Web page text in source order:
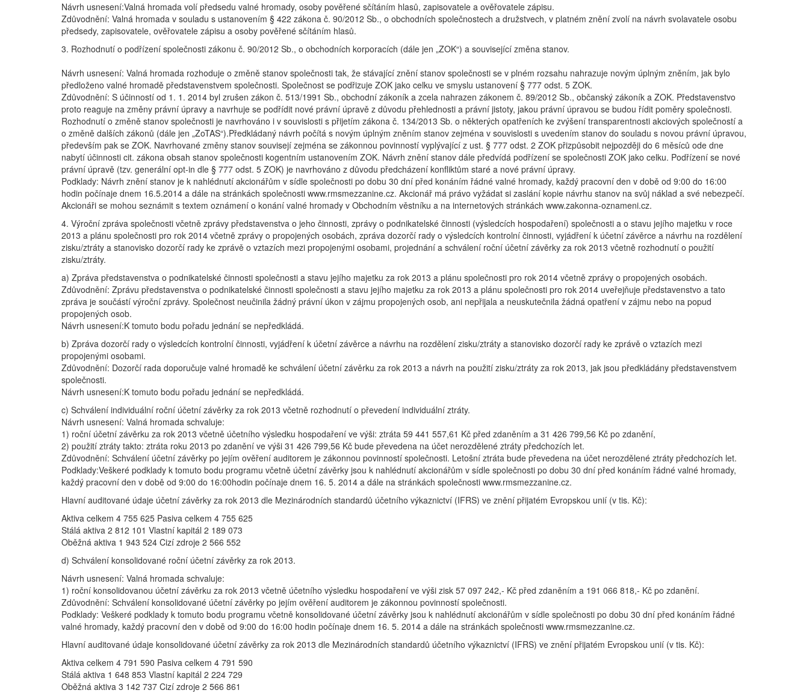
Návrh usnesení:Valná hromada volí předsedu valné hromady, osoby pověřené sčítáním hlasů, zapisovatele a ověřovatele zápisu.
Zdůvodnění: Valná hromada v souladu s ustanovením § 422 zákona č. 90/2012 Sb., o obchodních společnostech a družstvech, v platném znění zvolí na návrh svolavatele osobu
předsedy, zapisovatele, ověřovatele zápisu a osoby pověřené sčítáním hlasů.
3. Rozhodnutí o podřízení společnosti zákonu č. 90/2012 Sb., o obchodních korporacích (dále jen „ZOK“) a související změna stanov.
Návrh usnesení: Valná hromada rozhoduje o změně stanov společnosti tak, že stávající znění stanov společnosti se v plném rozsahu nahrazuje novým úplným zněním, jak bylo
předloženo valné hromadě představenstvem společnosti. Společnost se podřizuje ZOK jako celku ve smyslu ustanovení § 777 odst. 5 ZOK.
Zdůvodnění: S účinností od 1. 1. 2014 byl zrušen zákon č. 513/1991 Sb., obchodní zákoník a zcela nahrazen zákonem č. 89/2012 Sb., občanský zákoník a ZOK. Představenstvo
proto reaguje na změny právní úpravy a navrhuje se podřídit nové právní úpravě z důvodu přehlednosti a právní jistoty, jakou právní úpravou se budou řídit poměry společnosti.
Rozhodnutí o změně stanov společnosti je navrhováno i v souvislosti s přijetím zákona č. 134/2013 Sb. o některých opatřeních ke zvýšení transparentnosti akciových společností a
o změně dalších zákonů (dále jen „ZoTAS“).Předkládaný návrh počítá s novým úplným zněním stanov zejména v souvislosti s uvedením stanov do souladu s novou právní úpravou,
především pak se ZOK. Navrhované změny stanov souvisejí zejména se zákonnou povinností vyplývající z ust. § 777 odst. 2 ZOK přizpůsobit nejpozději do 6 měsíců ode dne
nabytí účinnosti cit. zákona obsah stanov společnosti kogentním ustanovením ZOK. Návrh znění stanov dále předvídá podřízení se společnosti ZOK jako celku. Podřízení se nové
právní úpravě (tzv. generální opt-in dle § 777 odst. 5 ZOK) je navrhováno z důvodu předcházení konfliktům staré a nové právní úpravy.
Podklady: Návrh znění stanov je k nahlédnutí akcionářům v sídle společnosti po dobu 30 dní před konáním řádné valné hromady, každý pracovní den v době od 9:00 do 16:00
hodin počínaje dnem 16.5.2014 a dále na stránkách společnosti www.rmsmezzanine.cz. Akcionář má právo vyžádat si zaslání kopie návrhu stanov na svůj náklad a své nebezpečí.
Akcionáři se mohou seznámit s textem oznámení o konání valné hromady v Obchodním věstníku a na internetových stránkách www.zakonna-oznameni.cz.
4. Výroční zpráva společnosti včetně zprávy představenstva o jeho činnosti, zprávy o podnikatelské činnosti (výsledcích hospodaření) společnosti a o stavu jejího majetku v roce
2013 a plánu společnosti pro rok 2014 včetně zprávy o propojených osobách, zpráva dozorčí rady o výsledcích kontrolní činnosti, vyjádření k účetní závěrce a návrhu na rozdělení
zisku/ztráty a stanovisko dozorčí rady ke zprávě o vztazích mezi propojenými osobami, projednání a schválení roční účetní závěrky za rok 2013 včetně rozhodnutí o použití
zisku/ztráty.
a) Zpráva představenstva o podnikatelské činnosti společnosti a stavu jejího majetku za rok 2013 a plánu společnosti pro rok 2014 včetně zprávy o propojených osobách.
Zdůvodnění: Zprávu představenstva o podnikatelské činnosti společnosti a stavu jejího majetku za rok 2013 a plánu společnosti pro rok 2014 uveřejňuje představenstvo a tato
zpráva je součástí výroční zprávy. Společnost neučinila žádný právní úkon v zájmu propojených osob, ani nepřijala a neuskutečnila žádná opatření v zájmu nebo na popud
propojených osob.
Návrh usnesení:K tomuto bodu pořadu jednání se nepředkládá.
b) Zpráva dozorčí rady o výsledcích kontrolní činnosti, vyjádření k účetní závěrce a návrhu na rozdělení zisku/ztráty a stanovisko dozorčí rady ke zprávě o vztazích mezi
propojenými osobami.
Zdůvodnění: Dozorčí rada doporučuje valné hromadě ke schválení účetní závěrku za rok 2013 a návrh na použití zisku/ztráty za rok 2013, jak jsou předkládány představenstvem
společnosti.
Návrh usnesení:K tomuto bodu pořadu jednání se nepředkládá.
c) Schválení individuální roční účetní závěrky za rok 2013 včetně rozhodnutí o převedení individuální ztráty.
Návrh usnesení: Valná hromada schvaluje:
1) roční účetní závěrku za rok 2013 včetně účetního výsledku hospodaření ve výši: ztráta 59 441 557,61 Kč před zdaněním a 31 426 799,56 Kč po zdanění,
2) použití ztráty takto: ztráta roku 2013 po zdanění ve výši 31 426 799,56 Kč bude převedena na účet nerozdělené ztráty předchozích let.
Zdůvodnění: Schválení účetní závěrky po jejím ověření auditorem je zákonnou povinností společnosti. Letošní ztráta bude převedena na účet nerozdělené ztráty předchozích let.
Podklady:Veškeré podklady k tomuto bodu programu včetně účetní závěrky jsou k nahlédnutí akcionářům v sídle společnosti po dobu 30 dní před konáním řádné valné hromady,
každý pracovní den v době od 9:00 do 16:00hodin počínaje dnem 16. 5. 2014 a dále na stránkách společnosti www.rmsmezzanine.cz.
Hlavní auditované údaje účetní závěrky za rok 2013 dle Mezinárodních standardů účetního výkaznictví (IFRS) ve znění přijatém Evropskou unií (v tis. Kč):
Aktiva celkem 4 755 625 Pasiva celkem 4 755 625
Stálá aktiva 2 812 101 Vlastní kapitál 2 189 073
Oběžná aktiva 1 943 524 Cizí zdroje 2 566 552
d) Schválení konsolidované roční účetní závěrky za rok 2013.
Návrh usnesení: Valná hromada schvaluje:
1) roční konsolidovanou účetní závěrku za rok 2013 včetně účetního výsledku hospodaření ve výši zisk 57 097 242,- Kč před zdaněním a 191 066 818,- Kč po zdanění.
Zdůvodnění: Schválení konsolidované účetní závěrky po jejím ověření auditorem je zákonnou povinností společnosti.
Podklady: Veškeré podklady k tomuto bodu programu včetně konsolidované účetní závěrky jsou k nahlédnutí akcionářům v sídle společnosti po dobu 30 dní před konáním řádné
valné hromady, každý pracovní den v době od 9:00 do 16:00 hodin počínaje dnem 16. 5. 2014 a dále na stránkách společnosti www.rmsmezzanine.cz.
Hlavní auditované údaje konsolidované účetní závěrky za rok 2013 dle Mezinárodních standardů účetního výkaznictví (IFRS) ve znění přijatém Evropskou unií (v tis. Kč):
Aktiva celkem 4 791 590 Pasiva celkem 4 791 590
Stálá aktiva 1 648 853 Vlastní kapitál 2 224 729
Oběžná aktiva 3 142 737 Cizí zdroje 2 566 861